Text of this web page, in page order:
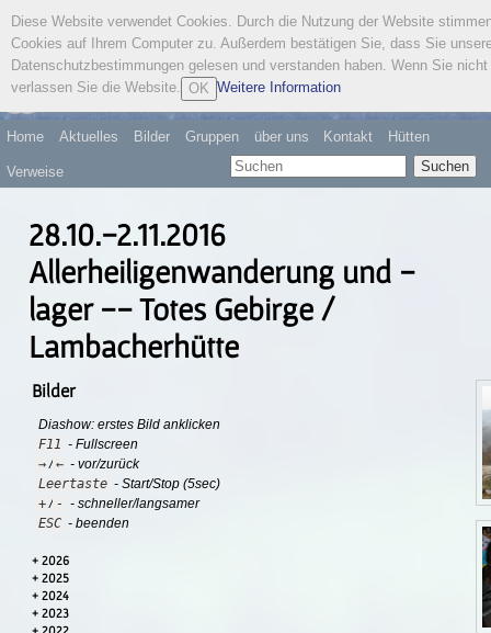
Österreichischer
Wandervogel
Home Aktuelles Bilder Gruppen über uns Kontakt Hütten
Verweise Suchen
28.10.-2.11.2016
Allerheiligenwanderung und -
lager -- Totes Gebirge /
Lambacherhütte
Bilder
Diashow: erstes Bild anklicken
F11 - Fullscreen
→ / ← - vor/zurück
Leertaste - Start/Stop (5sec)
+ / - - schneller/langsamer
ESC - beenden
2026
2025
2024
2023
Diese Website verwendet Cookies. Durch die Nutzung der Website
Cookies auf Ihrem Computer zu. Außerdem bestätigen Sie, dass Sie
Datenschutzbestimmungen gelesen und verstanden haben. Wenn Sie
verlassen Sie die Website. OK Weitere Information